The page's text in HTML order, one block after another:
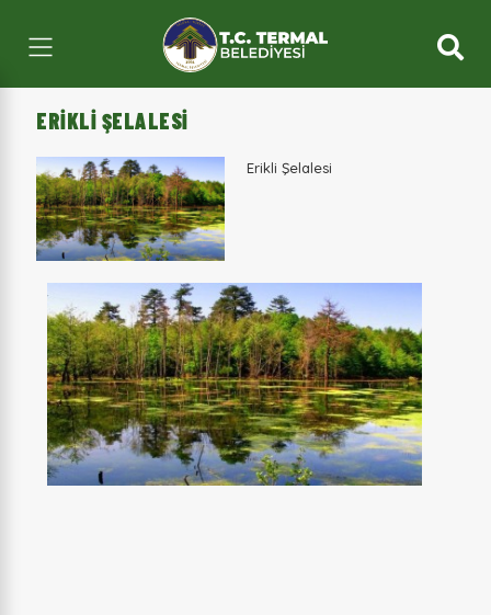
ERIKLI ŞELALESI
Erikli Şelalesi